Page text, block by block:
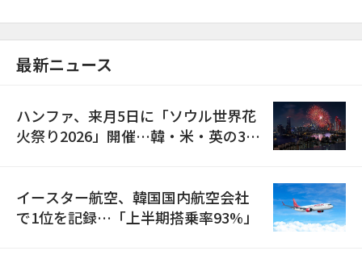
最新ニュース
ハンファ、来月5日に「ソウル世界花
火祭り2026」開催…韓・米・英の3カ
イースター航空、韓国国内航空会社
で1位を記録…「上半期搭乗率93%」